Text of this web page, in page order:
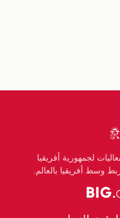
لجمهورية أفريقيا
وسط أفريقيا بالعالم.